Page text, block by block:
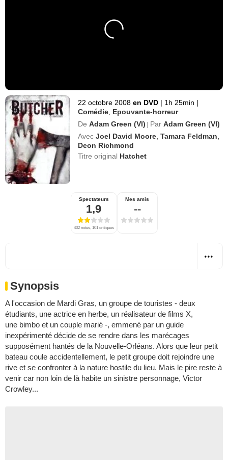
22 octobre 2008 en DVD | 1h 25min |
Comédie Epouvante-horreur
De Adam Green (VI) | Par Adam Green (VI)
Avec Joel David Moore ,Tamara Feldman
Deon Richmond
Titre original Hatchet
Spectateurs
1,9
402 notes, 101 critiques
Mes amis
--
Synopsis
A l'occasion de Mardi Gras, un groupe de touristes - deux
étudiants, une actrice en herbe, un réalisateur de films X,
une bimbo et un couple marié -, emmené par un guide
inexpérimenté décide de se rendre dans les marécages
supposément hantés de la Nouvelle-Orléans. Alors que leur petit
bateau coule accidentellement, le petit groupe doit rejoindre une
rive et se confronter à la nature hostile du lieu. Mais le pire reste à
venir car non loin de là habite un sinistre personnage, Victor
Crowley...